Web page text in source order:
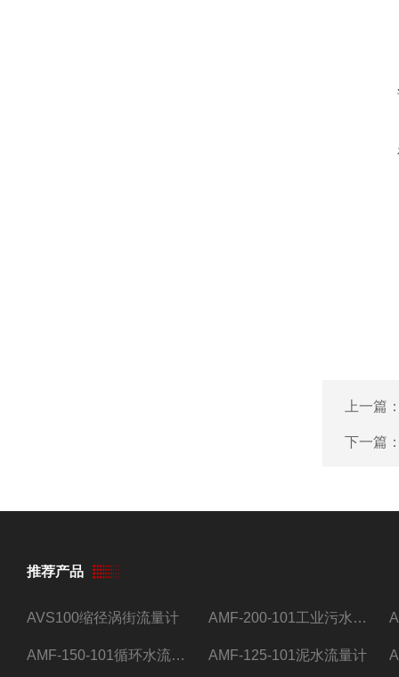
上一篇
下一篇
推荐产品
AVS100缩径涡街流量计 AMF-200-101工业污水流量计
AMF-150-101循环水流量计,电磁流量计 AMF-125-101泥水流量计